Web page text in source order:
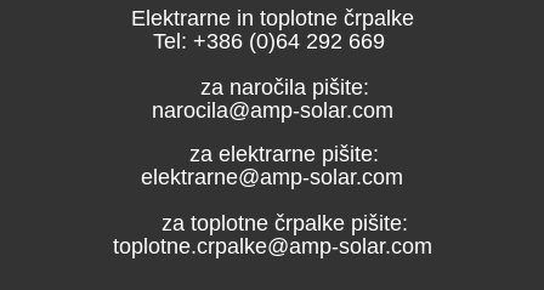
Elektrarne in toplotne črpalke
Tel: +386 (0)64 292 669
za naročila pišite:
narocila@amp-solar.com
za elektrarne pišite:
elektrarne@amp-solar.com
za toplotne črpalke pišite:
toplotne.crpalke@amp-solar.com